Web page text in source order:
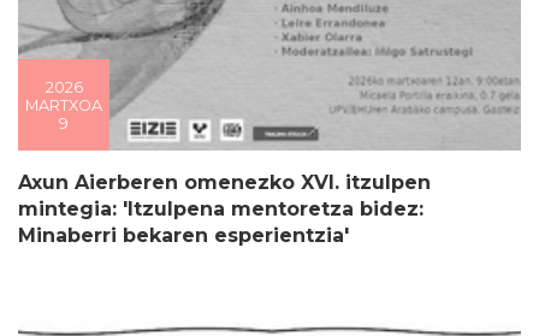
2026
MARTXOA
9
Axun Aierberen omenezko XVI. itzulpen
mintegia: 'Itzulpena mentoretza bidez:
Minaberri bekaren esperientzia'